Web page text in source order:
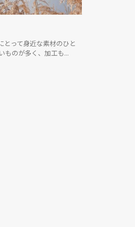
とって身近な素材のひと
ものが多く、加工も...